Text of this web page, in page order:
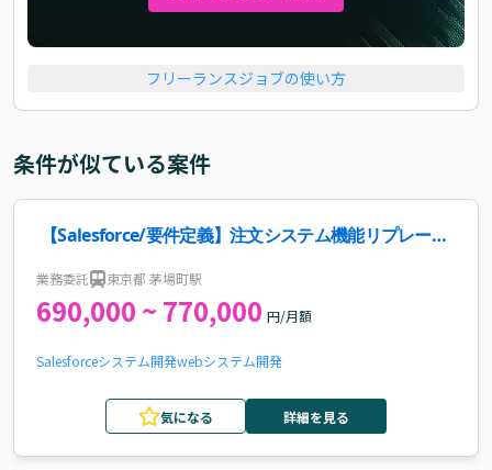
フリーランスジョブの使い方
条件が似ている案件
【Salesforce/要件定義】注文システム機能リプレース
業務委託 東京都 茅場町駅
690,000 ~ 770,000 円/月額
Salesforceシステム開発webシステム開発
気になる 詳細を見る